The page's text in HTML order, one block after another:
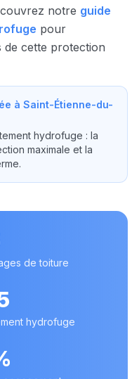
notre guide
pour
de cette protection
à Saint-Étienne-du-
hydrofuge : la
maximale et la
de toiture
hydrofuge